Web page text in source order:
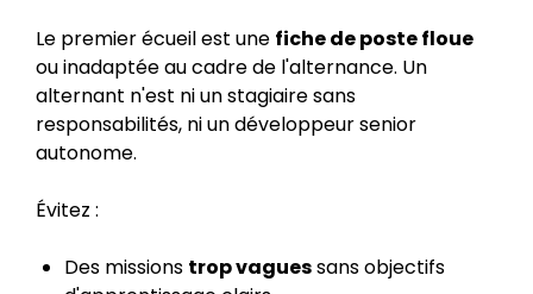
Le premier écueil est une fiche de poste floue
ou inadaptée au cadre de l'alternance. Un
alternant n'est ni un stagiaire sans
responsabilités, ni un développeur senior
autonome.
Évitez :
Des missions trop vaguessans objectifs